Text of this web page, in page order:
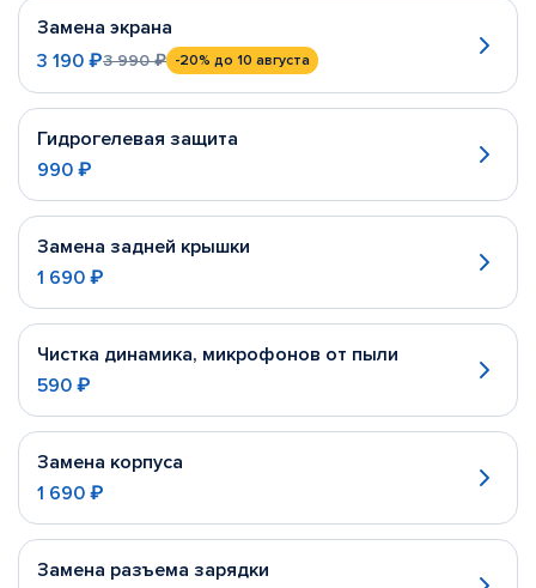
Замена экрана
3 190 ₽3 990 ₽ -20% до 10 августа
Гидрогелевая защита
990 ₽
Замена задней крышки
1 690 ₽
Чистка динамика, микрофонов от пыли
590 ₽
Замена корпуса
1 690 ₽
Замена разъема зарядки